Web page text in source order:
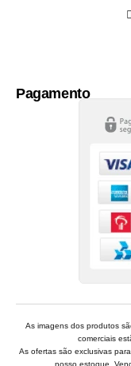
Pagamento
As imagens dos produtos
comerciais
As ofertas são exclusivas
nosso estoque.